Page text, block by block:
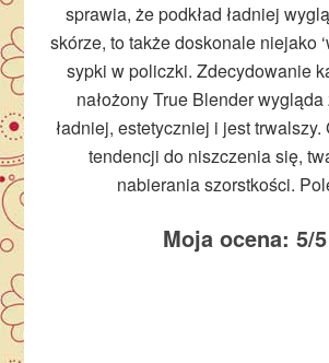
sprawia, że podkład ładniej
skórze, to także doskonale niejako
sypki w policzki. Zdecydowanie
nałożony True Blender
ładniej, estetyczniej i jest trwalszy.
tendencji do niszczenia się,
nabierania szorstkości.
Moja ocena: 5/5